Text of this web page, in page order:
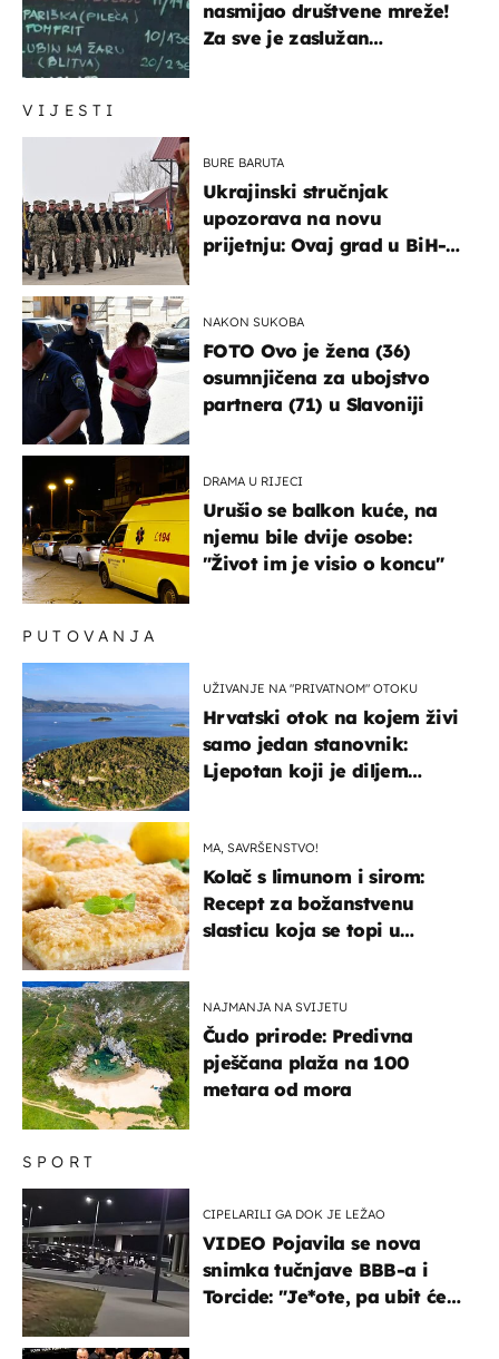
VIJESTI
BURE BARUTA
Ukrajinski stručnjak
upozorava na novu
prijetnju: Ovaj grad u BiH-u
NAKON SUKOBA
FOTO Ovo je žena (36)
osumnjičena za ubojstvo
partnera (71) u Slavoniji
DRAMA U RIJECI
Urušio se balkon kuće, na
njemu bile dvije osobe:
"Život im je visio o koncu"
nasmijao društvene mreže!
Za sve je zaslužan
SPORT
CIPELARILI GA DOK JE LEŽAO
VIDEO Pojavila se nova
snimka tučnjave BBB-a i
Torcide: "Je*ote, pa ubit će
PUTOVANJA
UŽIVANJE NA "PRIVATNOM" OTOKU
Hrvatski otok na kojem živi
samo jedan stanovnik:
Ljepotan koji je diljem
MA, SAVRŠENSTVO!
Kolač s limunom i sirom:
Recept za božanstvenu
slasticu koja se topi u
NAJMANJA NA SVIJETU
Čudo prirode: Predivna
pješčana plaža na 100
metara od mora